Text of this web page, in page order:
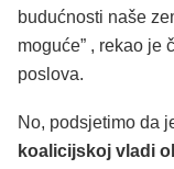
budućnosti naše
moguće” , rekao je
poslova.
No, podsjetimo da
koalicijskoj vladi